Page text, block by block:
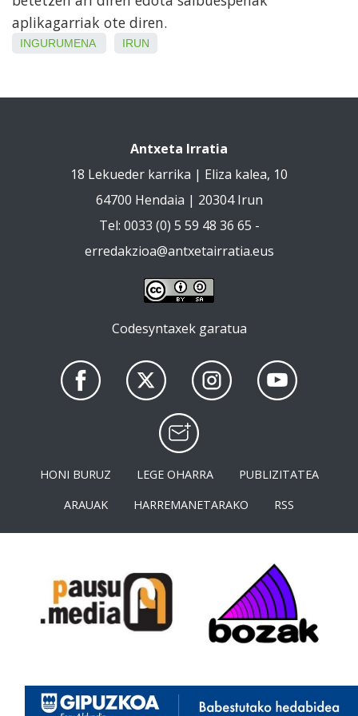
aplikagarriak ote diren.
INGURUMENA IRUN
Antxeta Irratia
18 Lekueder karrika | Eliza kalea, 10
64700 Hendaia | 20304 Irun
Tel: 0033 (0) 5 59 48 36 65 -
erredakzioa@antxetairratia.eus
Codesyntaxek garatua
HONI BURUZ LEGE OHARRA
PUBLIZITATEA
ARAUAK
HARREMANETARAKO RSS